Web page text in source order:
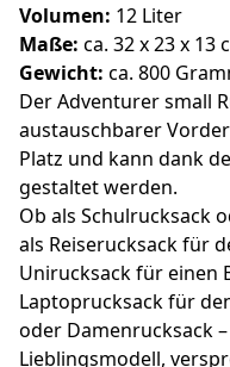
Volumen: 12 Liter
Maße: ca. 32 x 23 x 13
Gewicht: ca. 800
Der Adventurer small
austauschbarer
Platz und kann dank
gestaltet werden.
Ob als Schulrucksack
als Reiserucksack für
Unirucksack für einen
Laptoprucksack für
oder Damenrucksack
Lieblingsmodell,